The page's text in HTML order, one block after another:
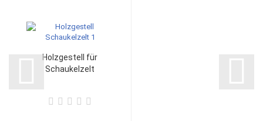
Holzgestell für
Schaukelzelt